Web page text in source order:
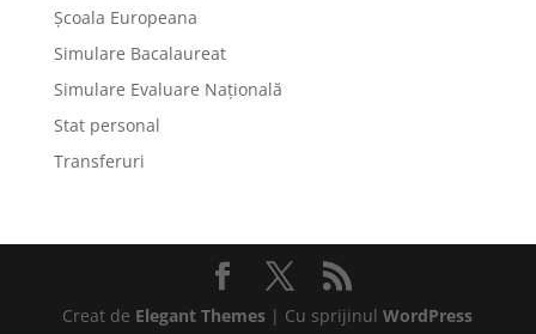
Școala Europeana
Simulare Bacalaureat
Simulare Evaluare Națională
Stat personal
Transferuri
Creat de Elegant Themes | Cu sprijinulWordPress